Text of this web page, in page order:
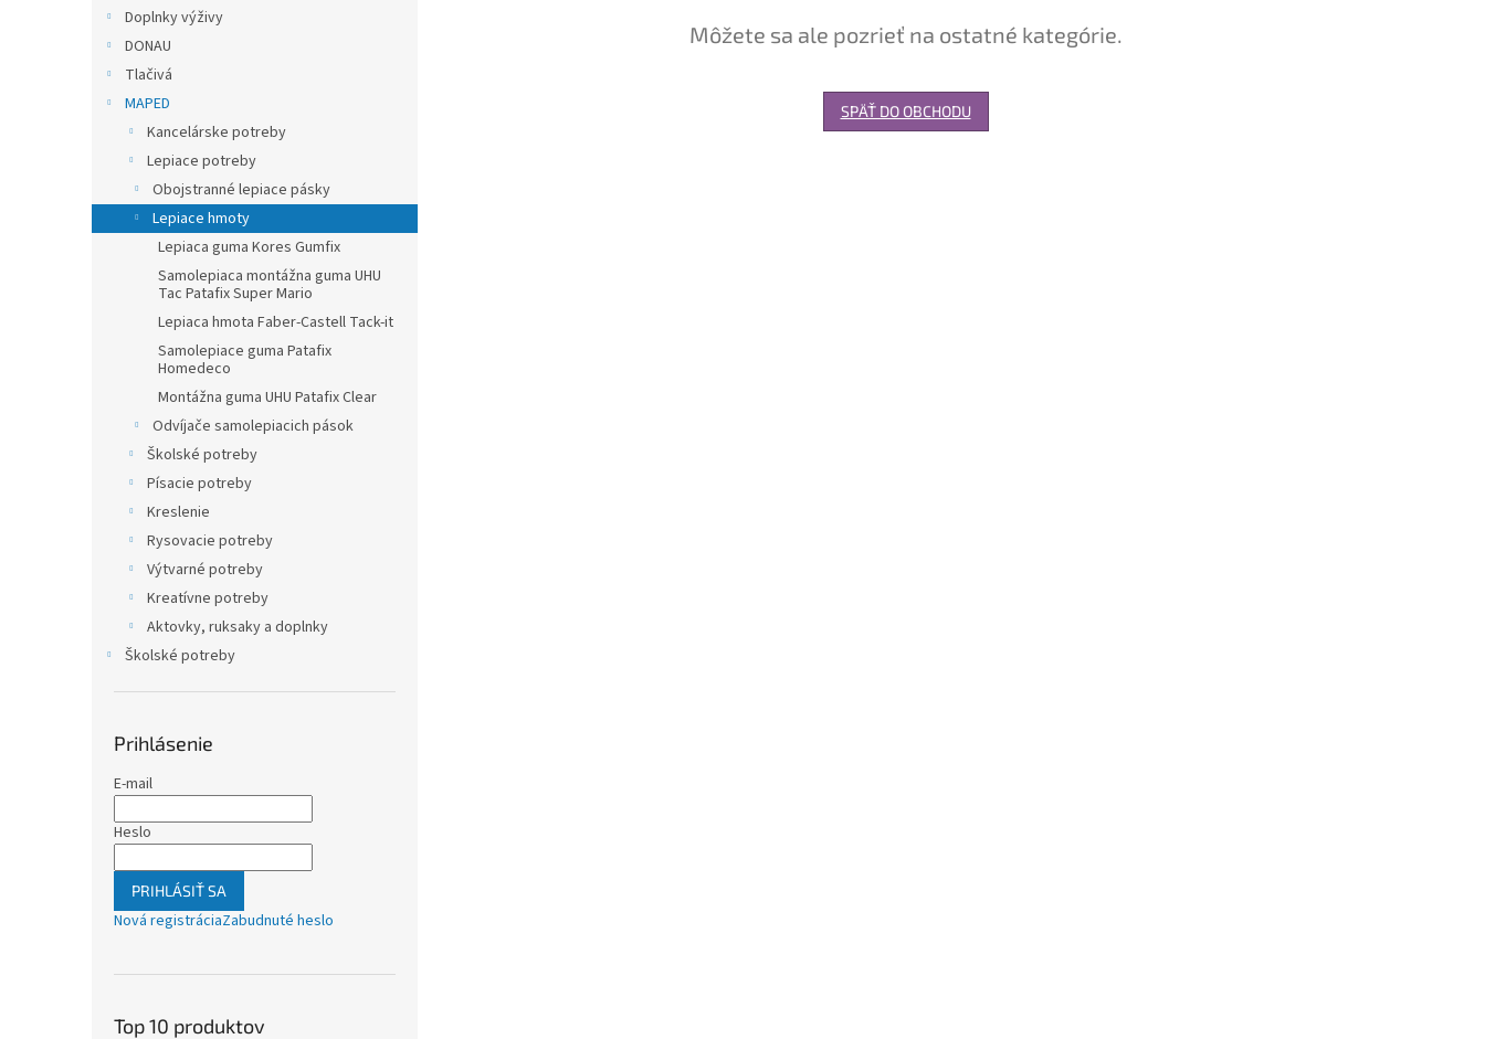
Doplnky výživy
DONAU
Tlačivá
MAPED
Kancelárske potreby
Lepiace potreby
Obojstranné lepiace pásky
Lepiace hmoty
Lepiaca guma Kores Gumfix
Samolepiaca montážna guma UHU
Tac Patafix Super Mario
Lepiaca hmota Faber-Castell Tack-it
Samolepiace guma Patafix
Homedeco
Montážna guma UHU Patafix Clear
Odvíjače samolepiacich pások
Školské potreby
Písacie potreby
Kreslenie
Rysovacie potreby
Výtvarné potreby
Kreatívne potreby
Aktovky, ruksaky a doplnky
Školské potreby
Prihlásenie
E-mail
Heslo
PRIHLÁSIŤ SA
Nová registráciaZabudnuté heslo
Top 10 produktov
Môžete sa ale pozrieť na ostatné kategórie.
SPÄŤ DO OBCHODU